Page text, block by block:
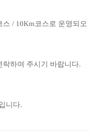
/ 10Km코스로 운영되오
하여 주시기 바랍니다.
니다.